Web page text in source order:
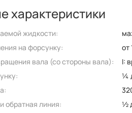
характеристики
жидкости:
на форсунку:
от
вала (со стороны вала):
I:
¼
обратная линия:
½